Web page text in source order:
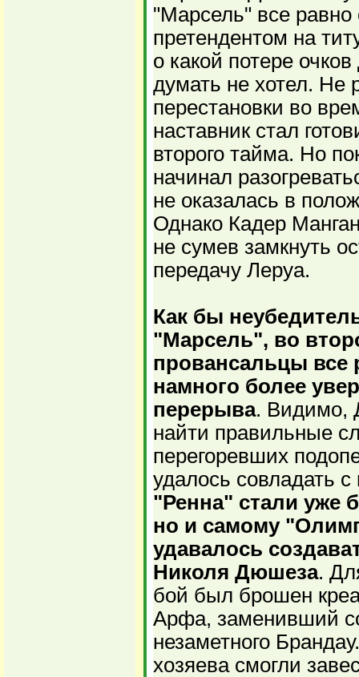
"Марсель" все равно
претендентом на
о какой потере
думать не хотел. Не
перестановки во
наставник стал
второго тайма. Но
начинал
не оказалась в
Однако Кадер
не сумев замкнуть
передачу Леруа.
Как бы
"Марсель", во
провансальцы все
намного более
перерыва. Видимо,
найти правильные
перегоревших
удалось совладать
"Ренна" стали уже
но и самому
удавалось
Николя Дюшеза.
бой был брошен
Арфа, заменивший
незаметного
хозяева смогли